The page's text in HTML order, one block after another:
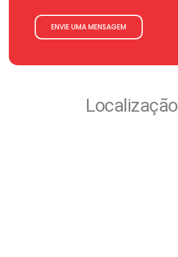
ENVIE UMA MENSAGEM
Localização